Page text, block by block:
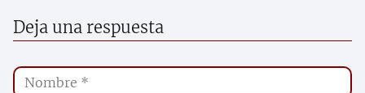
Deja una respuesta